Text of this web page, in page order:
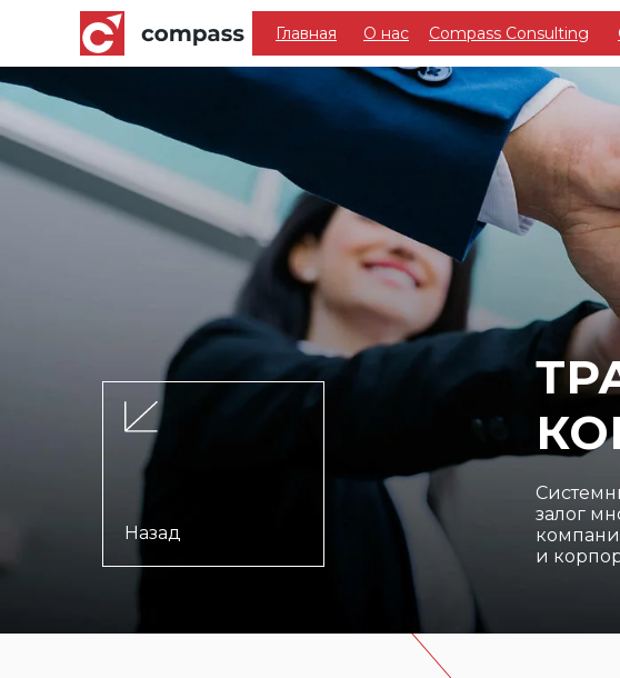
Главная Compass Consulting
О нас
Назад
залог
и